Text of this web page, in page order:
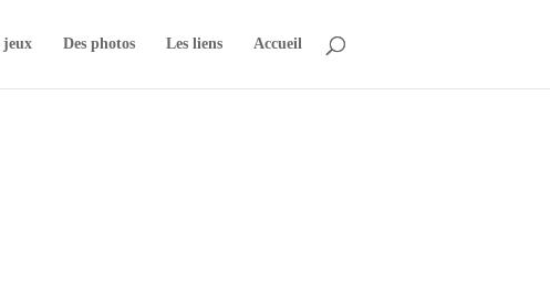
jeux Des photos Les liens Accueil